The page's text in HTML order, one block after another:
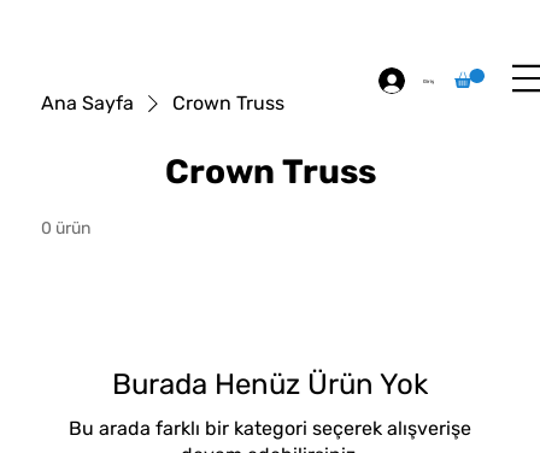
Giriş
Ana Sayfa Crown Truss
Crown Truss
0 ürün
Burada Henüz Ürün Yok
Bu arada farklı bir kategori seçerek alışverişe